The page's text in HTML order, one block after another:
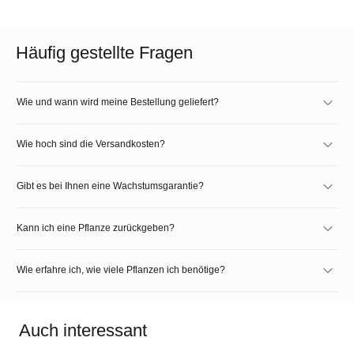
Häufig gestellte Fragen
Wie und wann wird meine Bestellung geliefert?
Wie hoch sind die Versandkosten?
Gibt es bei Ihnen eine Wachstumsgarantie?
Kann ich eine Pflanze zurückgeben?
Wie erfahre ich, wie viele Pflanzen ich benötige?
Auch interessant